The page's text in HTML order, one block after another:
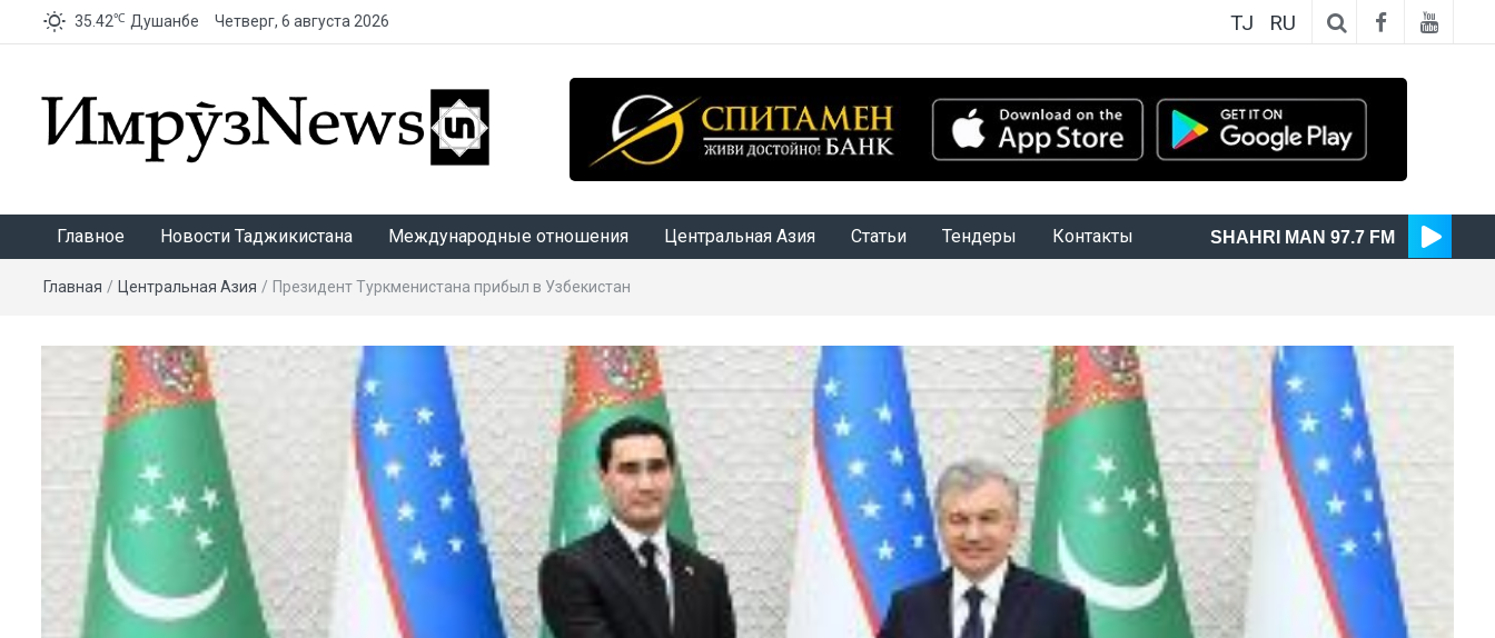
35.42℃ Душанбе Четверг, 6 августа 2026 TJ RU
Главное Новости Таджикистана Международные отношения Центральная Азия Статьи Тендеры Контакты SHAHRI MAN 97.7 FM
Главная / Центральная Азия / Президент Туркменистана прибыл в Узбекистан